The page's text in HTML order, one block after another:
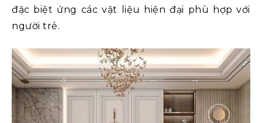
đặc biệt ứng các vật liệu hiện đại phù hợp với
người trẻ.